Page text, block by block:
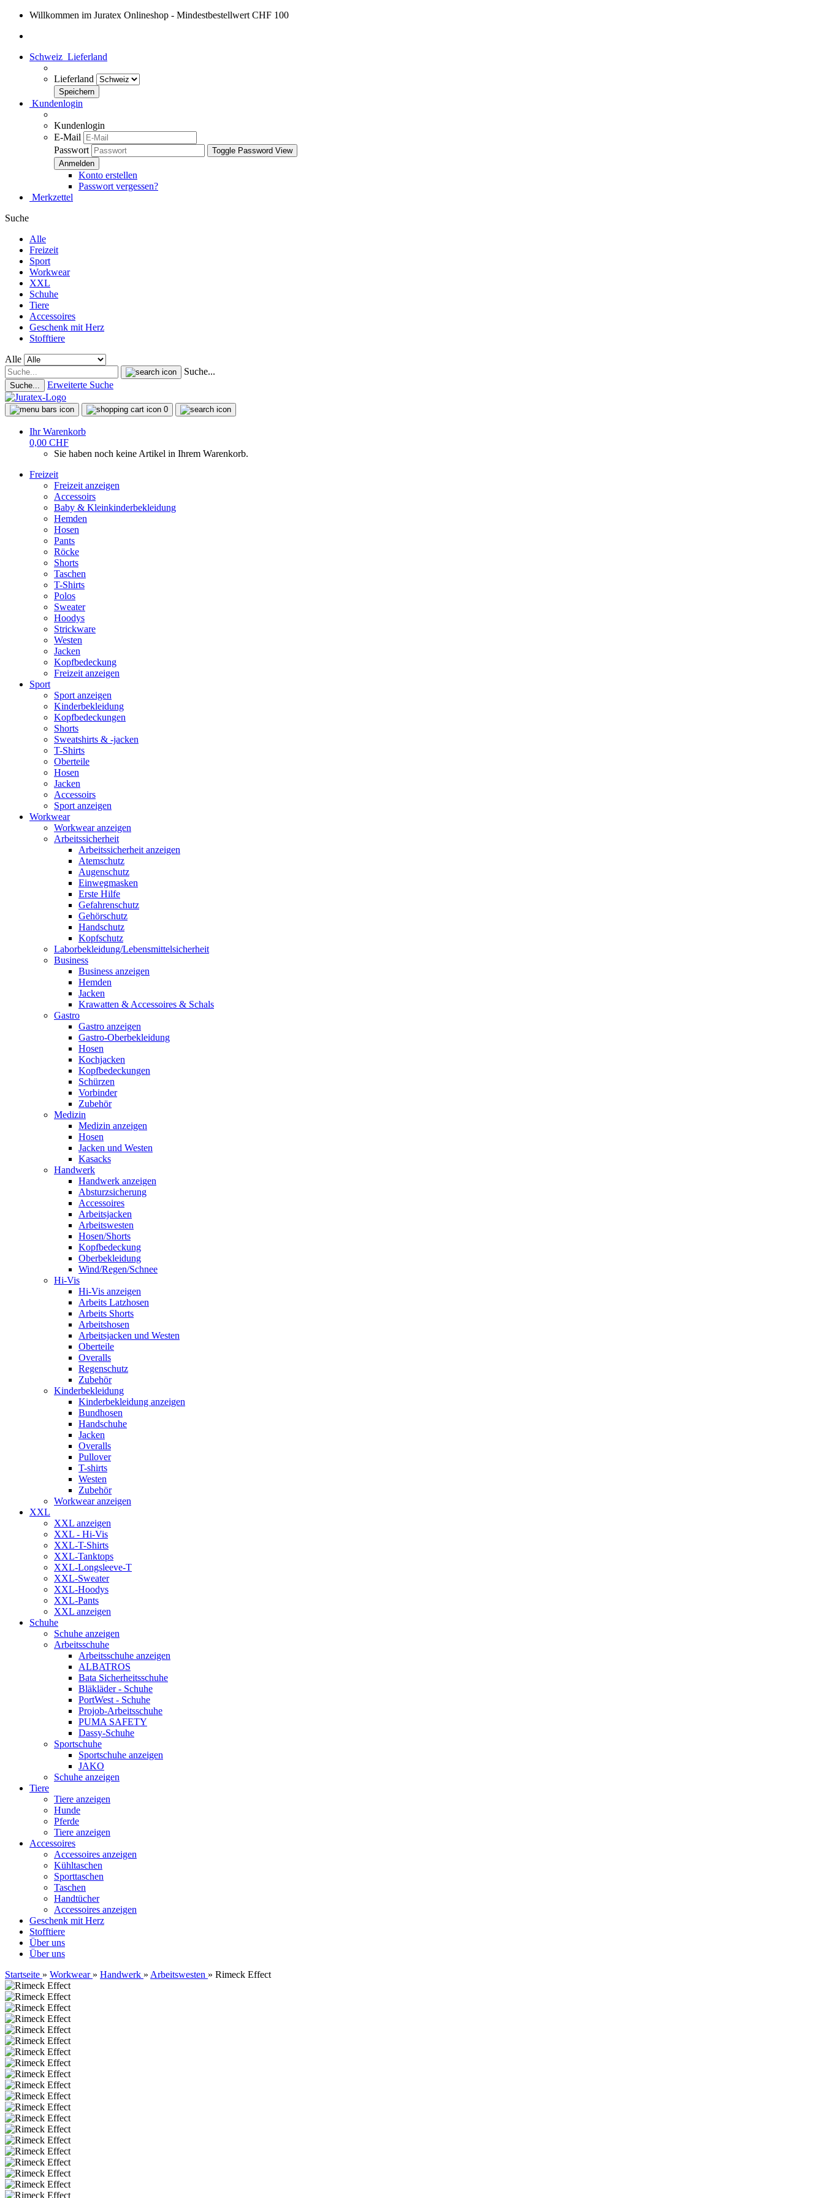
Willkommen im Juratex Onlineshop - Mindestbestellwert CHF 100
Schweiz Lieferland
Lieferland
Kundenlogin
Kundenlogin
E-Mail
Passwort
Toggle Password View
Konto erstellen
Passwort vergessen?
Merkzettel
Suche
Alle
Freizeit
Sport
Workwear
XXL
Schuhe
Tiere
Accessoires
Geschenk mit Herz
Stofftiere
Alle
Suche...
Suche... Erweiterte Suche
0
Ihr Warenkorb
0,00 CHF
Sie haben noch keine Artikel in Ihrem Warenkorb.
Freizeit
Freizeit anzeigen
Accessoirs
Baby & Kleinkinderbekleidung
Hemden
Hosen
Pants
Röcke
Shorts
Taschen
T-Shirts
Polos
Sweater
Hoodys
Strickware
Westen
Jacken
Kopfbedeckung
Freizeit anzeigen
Sport
Sport anzeigen
Kinderbekleidung
Kopfbedeckungen
Shorts
Sweatshirts & -jacken
T-Shirts
Oberteile
Hosen
Jacken
Accessoirs
Sport anzeigen
Workwear
Workwear anzeigen
Arbeitssicherheit
Arbeitssicherheit anzeigen
Atemschutz
Augenschutz
Einwegmasken
Erste Hilfe
Gefahrenschutz
Gehörschutz
Handschutz
Kopfschutz
Laborbekleidung/Lebensmittelsicherheit
Business
Business anzeigen
Hemden
Jacken
Krawatten & Accessoires & Schals
Gastro
Gastro anzeigen
Gastro-Oberbekleidung
Hosen
Kochjacken
Kopfbedeckungen
Schürzen
Vorbinder
Zubehör
Medizin
Medizin anzeigen
Hosen
Jacken und Westen
Kasacks
Handwerk
Handwerk anzeigen
Absturzsicherung
Accessoires
Arbeitsjacken
Arbeitswesten
Hosen/Shorts
Kopfbedeckung
Oberbekleidung
Wind/Regen/Schnee
Hi-Vis
Hi-Vis anzeigen
Arbeits Latzhosen
Arbeits Shorts
Arbeitshosen
Arbeitsjacken und Westen
Oberteile
Overalls
Regenschutz
Zubehör
Kinderbekleidung
Kinderbekleidung anzeigen
Bundhosen
Handschuhe
Jacken
Overalls
Pullover
T-shirts
Westen
Zubehör
Workwear anzeigen
XXL
XXL anzeigen
XXL - Hi-Vis
XXL-T-Shirts
XXL-Tanktops
XXL-Longsleeve-T
XXL-Sweater
XXL-Hoodys
XXL-Pants
XXL anzeigen
Schuhe
Schuhe anzeigen
Arbeitsschuhe
Arbeitsschuhe anzeigen
ALBATROS
Bata Sicherheitsschuhe
Bläkläder - Schuhe
PortWest - Schuhe
Projob-Arbeitsschuhe
PUMA SAFETY
Dassy-Schuhe
Sportschuhe
Sportschuhe anzeigen
JAKO
Schuhe anzeigen
Tiere
Tiere anzeigen
Hunde
Pferde
Tiere anzeigen
Accessoires
Accessoires anzeigen
Kühltaschen
Sporttaschen
Taschen
Handtücher
Accessoires anzeigen
Geschenk mit Herz
Stofftiere
Über uns
Über uns
Startseite » Workwear » Handwerk » Arbeitswesten » Rimeck Effect